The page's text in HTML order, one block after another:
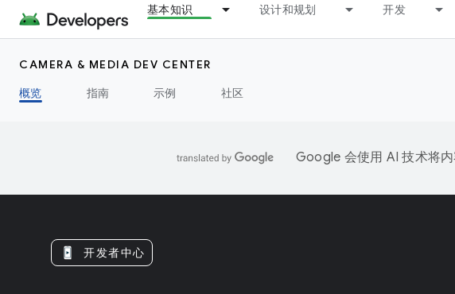
基本知识 设计和规划 开发
CAMERA & MEDIA DEV CENTER
概览
指南 示例 社区
Google 会使用 AI 技术将
开发者中心